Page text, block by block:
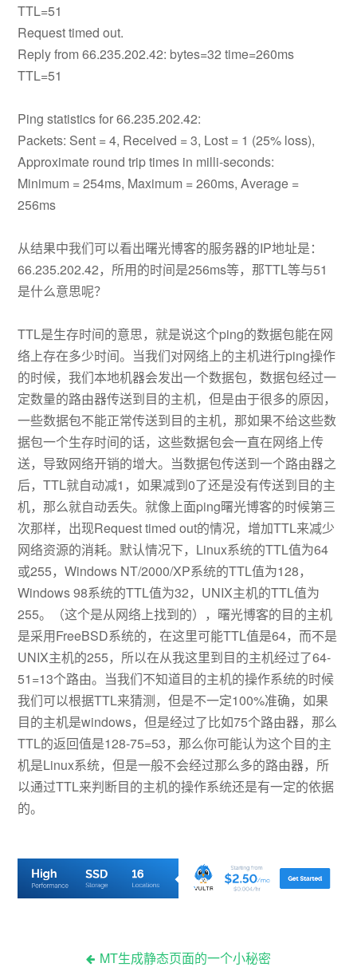
TTL=51
Request timed out.
Reply from 66.235.202.42: bytes=32 time=260ms
TTL=51
Ping statistics for 66.235.202.42:
Packets: Sent = 4, Received = 3, Lost = 1 (25% loss),
Approximate round trip times in milli-seconds:
Minimum = 254ms, Maximum = 260ms, Average =
256ms
从结果中我们可以看出曙光博客的服务器的IP地址是：
66.235.202.42，所用的时间是256ms等，那TTL等与51
是什么意思呢？
TTL是生存时间的意思，就是说这个ping的数据包能在网
络上存在多少时间。当我们对网络上的主机进行ping操作
的时候，我们本地机器会发出一个数据包，数据包经过一
定数量的路由器传送到目的主机，但是由于很多的原因，
一些数据包不能正常传送到目的主机，那如果不给这些数
据包一个生存时间的话，这些数据包会一直在网络上传
送，导致网络开销的增大。当数据包传送到一个路由器之
后，TTL就自动减1，如果减到0了还是没有传送到目的主
机，那么就自动丢失。就像上面ping曙光博客的时候第三
次那样，出现Request timed out的情况，增加TTL来减少
网络资源的消耗。默认情况下，Linux系统的TTL值为64
或255，Windows NT/2000/XP系统的TTL值为128，
Windows 98系统的TTL值为32，UNIX主机的TTL值为
255。（这个是从网络上找到的），曙光博客的目的主机
是采用FreeBSD系统的，在这里可能TTL值是64，而不是
UNIX主机的255，所以在从我这里到目的主机经过了64-
51=13个路由。当我们不知道目的主机的操作系统的时候
我们可以根据TTL来猜测，但是不一定100%准确，如果
目的主机是windows，但是经过了比如75个路由器，那么
TTL的返回值是128-75=53，那么你可能认为这个目的主
机是Linux系统，但是一般不会经过那么多的路由器，所
以通过TTL来判断目的主机的操作系统还是有一定的依据
的。
MT生成静态页面的一个小秘密